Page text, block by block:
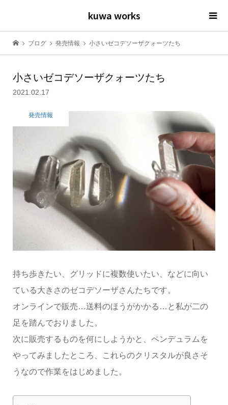
kuwa works
ブログ 発売情報 小さいゼコデソーザクォーツたち
小さいゼコデソーザクォーツたち
2021.02.17
発売情報
持ち歩きたい、グリッドに複数使いたい、などに向い
ている大きさのゼコデソーザさんたちです。
オンラインで販売…送料のほうがかかる…と私が二の
足を踏んでおりました。
次に販売するものを何にしようかと、ペンデュラムを
やってみましたところ、これらのクリスタルが良さそ
うなので作業をはじめました。